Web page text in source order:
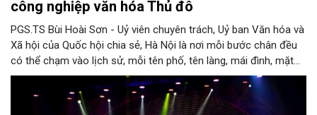
công nghiệp văn hóa Thủ đô
PGS.TS Bùi Hoài Sơn - Uỷ viên chuyên trách, Uỷ ban Văn hóa và
Xã hội của Quốc hội chia sẻ, Hà Nội là nơi mỗi bước chân đều
có thể chạm vào lịch sử, mỗi tên phố, tên làng, mái đình, mặt
hồ, nếp nhà, câu hát, món ăn, làn điệu, nghề thủ công đều có
thể kể một câu chuyện về chiều sâu văn hiến của dân tộc.
Nhưng trong kỷ nguyên mới, câu hỏi đặt ra không chỉ Hà Nội có